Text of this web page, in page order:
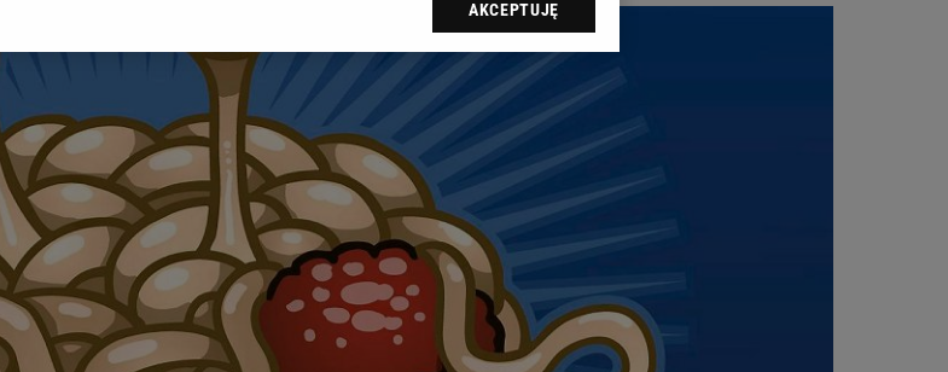
prywatności” w stopce serwisu i przechodząc do sekcji
przetwarzać dane osobowe w następujących celach:
skanowanie charakterystyki urządzenia do celów identyfikacji.
dostęp do nich. Spersonalizowane reklamy i treści, pomiar reklam i
Lista Zaufanych Partnerów
AKCEPTUJĘ